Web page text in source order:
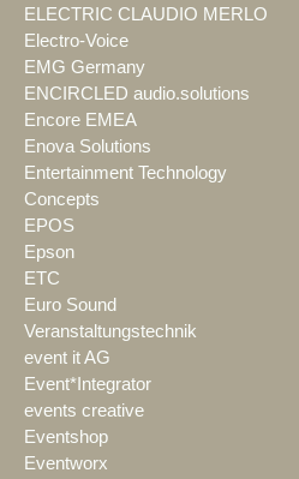
ELECTRIC CLAUDIO MERLO
Electro-Voice
EMG Germany
ENCIRCLED audio.solutions
Encore EMEA
Enova Solutions
Entertainment Technology
Concepts
EPOS
Epson
ETC
Euro Sound
Veranstaltungstechnik
event it AG
Event*Integrator
events creative
Eventshop
Eventworx